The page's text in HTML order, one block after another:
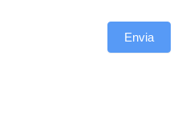
Envia